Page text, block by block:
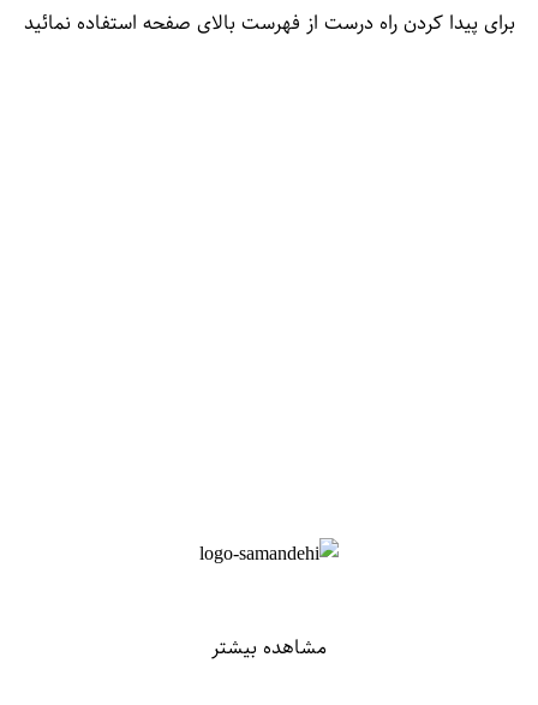
برای پیدا کردن راه درست از فهرست بالای صفحه استفاده نمائید
مشاهده بیشتر